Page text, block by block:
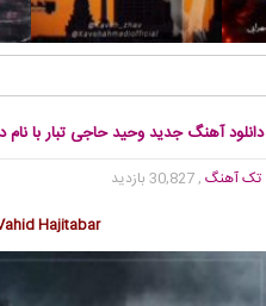
دانلود آهنگ جدید وحید حاجی تبار با نام
تک آهنگ, 30,827 بازدید
Hajitabar